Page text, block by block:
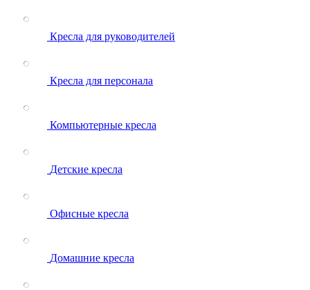
Кресла для руководителей
Кресла для персонала
Компьютерные кресла
Детские кресла
Офисные кресла
Домашние кресла